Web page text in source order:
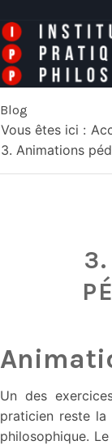
Blog
Vous êtes ici :
3. Animations
Un des
praticien reste la
philosophique.